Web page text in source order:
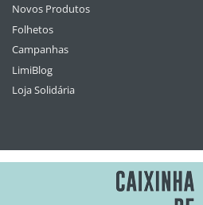
Novos Produtos
Folhetos
Campanhas
LimiBlog
Loja Solidária